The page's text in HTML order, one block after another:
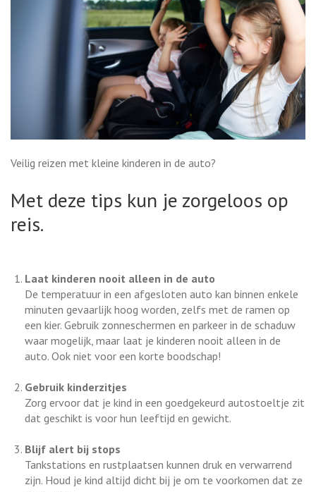
Veilig reizen met kleine kinderen in de auto?
Met deze tips kun je zorgeloos op
reis.
Laat kinderen nooit alleen in de auto
De temperatuur in een afgesloten auto kan binnen enkele
minuten gevaarlijk hoog worden, zelfs met de ramen op
een kier. Gebruik zonneschermen en parkeer in de schaduw
waar mogelijk, maar laat je kinderen nooit alleen in de
auto. Ook niet voor een korte boodschap!
Gebruik kinderzitjes
Zorg ervoor dat je kind in een goedgekeurd autostoeltje zit
dat geschikt is voor hun leeftijd en gewicht.
Blijf alert bij stops
Tankstations en rustplaatsen kunnen druk en verwarrend
zijn. Houd je kind altijd dicht bij je om te voorkomen dat ze